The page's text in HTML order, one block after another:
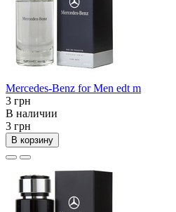
Mercedes-Benz for Men edt m
3 грн
В наличии
3 грн
В корзину